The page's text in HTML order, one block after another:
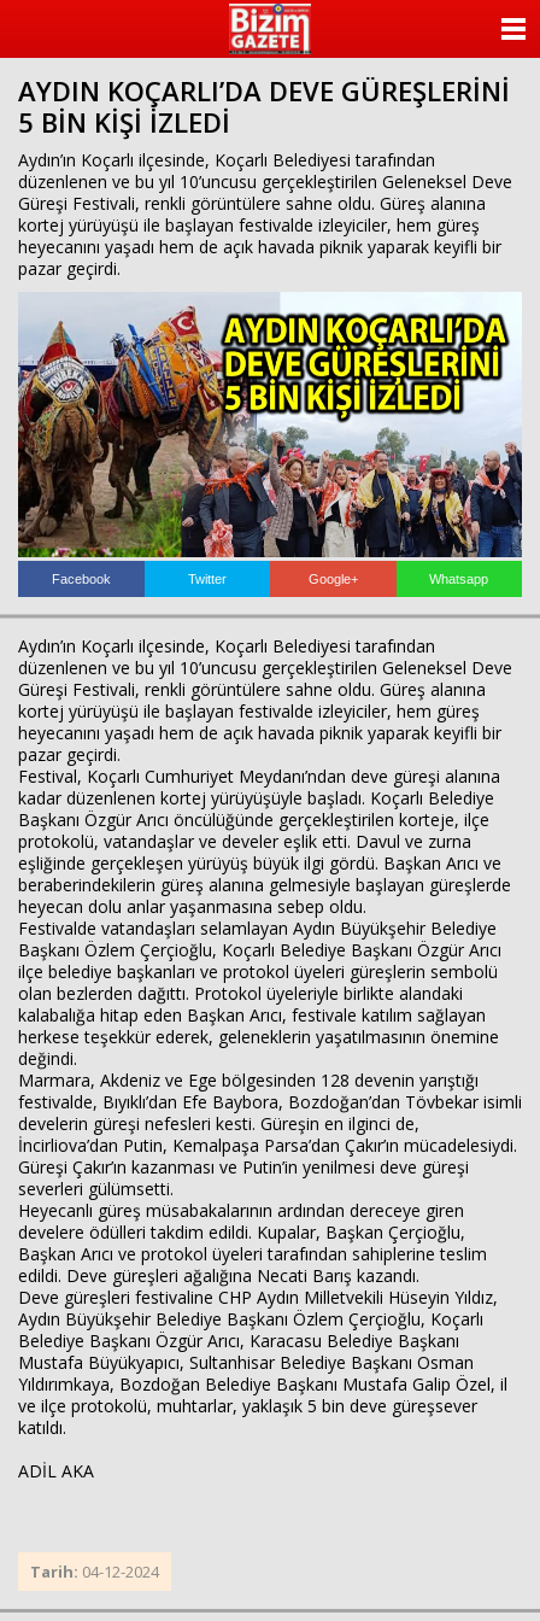
AYDIN KOÇARLI’DA DEVE GÜREŞLERİNİ
5 BİN KİŞİ İZLEDİ
Aydın’ın Koçarlı ilçesinde, Koçarlı Belediyesi tarafından
düzenlenen ve bu yıl 10’uncusu gerçekleştirilen Geleneksel Deve
Güreşi Festivali, renkli görüntülere sahne oldu. Güreş alanına
kortej yürüyüşü ile başlayan festivalde izleyiciler, hem güreş
heyecanını yaşadı hem de açık havada piknik yaparak keyifli bir
pazar geçirdi.
Facebook Twitter Google+ Whatsapp
Aydın’ın Koçarlı ilçesinde, Koçarlı Belediyesi tarafından
düzenlenen ve bu yıl 10’uncusu gerçekleştirilen Geleneksel Deve
Güreşi Festivali, renkli görüntülere sahne oldu. Güreş alanına
kortej yürüyüşü ile başlayan festivalde izleyiciler, hem güreş
heyecanını yaşadı hem de açık havada piknik yaparak keyifli bir
pazar geçirdi.
Festival, Koçarlı Cumhuriyet Meydanı’ndan deve güreşi alanına
kadar düzenlenen kortej yürüyüşüyle başladı. Koçarlı Belediye
Başkanı Özgür Arıcı öncülüğünde gerçekleştirilen korteje, ilçe
protokolü, vatandaşlar ve develer eşlik etti. Davul ve zurna
eşliğinde gerçekleşen yürüyüş büyük ilgi gördü. Başkan Arıcı ve
beraberindekilerin güreş alanına gelmesiyle başlayan güreşlerde
heyecan dolu anlar yaşanmasına sebep oldu.
Festivalde vatandaşları selamlayan Aydın Büyükşehir Belediye
Başkanı Özlem Çerçioğlu, Koçarlı Belediye Başkanı Özgür Arıcı
ilçe belediye başkanları ve protokol üyeleri güreşlerin sembolü
olan bezlerden dağıttı. Protokol üyeleriyle birlikte alandaki
kalabalığa hitap eden Başkan Arıcı, festivale katılım sağlayan
herkese teşekkür ederek, geleneklerin yaşatılmasının önemine
değindi.
Marmara, Akdeniz ve Ege bölgesinden 128 devenin yarıştığı
festivalde, Bıyıklı’dan Efe Baybora, Bozdoğan’dan Tövbekar isimli
develerin güreşi nefesleri kesti. Güreşin en ilginci de,
İncirliova’dan Putin, Kemalpaşa Parsa’dan Çakır’ın mücadelesiydi.
Güreşi Çakır’ın kazanması ve Putin’in yenilmesi deve güreşi
severleri gülümsetti.
Heyecanlı güreş müsabakalarının ardından dereceye giren
develere ödülleri takdim edildi. Kupalar, Başkan Çerçioğlu,
Başkan Arıcı ve protokol üyeleri tarafından sahiplerine teslim
edildi. Deve güreşleri ağalığına Necati Barış kazandı.
Deve güreşleri festivaline CHP Aydın Milletvekili Hüseyin Yıldız,
Aydın Büyükşehir Belediye Başkanı Özlem Çerçioğlu, Koçarlı
Belediye Başkanı Özgür Arıcı, Karacasu Belediye Başkanı
Mustafa Büyükyapıcı, Sultanhisar Belediye Başkanı Osman
Yıldırımkaya, Bozdoğan Belediye Başkanı Mustafa Galip Özel, il
ve ilçe protokolü, muhtarlar, yaklaşık 5 bin deve güreşsever
katıldı.
ADİL AKA
Tarih: 04-12-2024
KATEGORİLER
ANKETLER
VİDEO GALERİ
KÜNYE
İLETİŞİM
Haberin Doğru Adresi.